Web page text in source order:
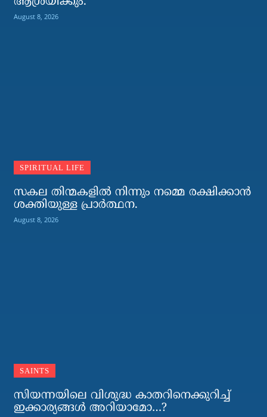
August 8, 2026
SPIRITUAL LIFE
സകല തിന്മകളില്‍ നിന്നും നമ്മെ രക്ഷിക്കാന്‍
ശക്തിയുള്ള പ്രാര്‍ത്ഥന.
August 8, 2026
SAINTS
സിയന്നയിലെ വിശുദ്ധ കാതറിനെക്കുറിച്ച്
ഇക്കാര്യങ്ങള്‍ അറിയാമോ…?